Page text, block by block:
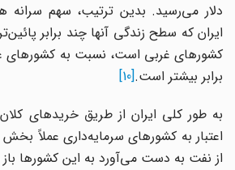
دلار می‌رسید. بدین ترتیب، سهم سرانه
ایران که سطح زندگی آنها چند برابر
کشورهای غربی است، نسبت به کشورهای
برابر بیشتر است.[10]
به طور کلی ایران از طریق خریدهای
اعتبار به کشورهای سرمایه‌داری عملاً بخش
از نفت به دست می‌آورد به این کشورها باز